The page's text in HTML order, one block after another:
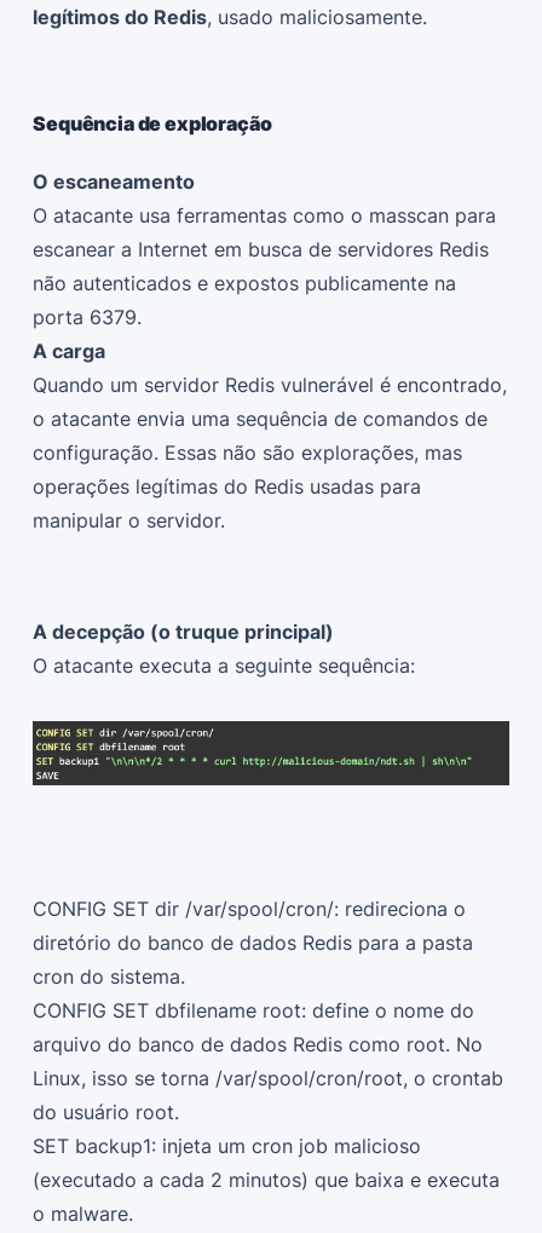
legítimos do Redis, usado maliciosamente.
Sequência de exploração
O escaneamento
O atacante usa ferramentas como o masscan para
escanear a Internet em busca de servidores Redis
não autenticados e expostos publicamente na
porta 6379.
A carga
Quando um servidor Redis vulnerável é encontrado,
o atacante envia uma sequência de comandos de
configuração. Essas não são explorações, mas
operações legítimas do Redis usadas para
manipular o servidor.
A decepção (o truque principal)
O atacante executa a seguinte sequência:
CONFIG SET dir /var/spool/cron/: redireciona o
diretório do banco de dados Redis para a pasta
cron do sistema.
CONFIG SET dbfilename root: define o nome do
arquivo do banco de dados Redis como root. No
Linux, isso se torna /var/spool/cron/root, o crontab
do usuário root.
SET backup1: injeta um cron job malicioso
(executado a cada 2 minutos) que baixa e executa
o malware.